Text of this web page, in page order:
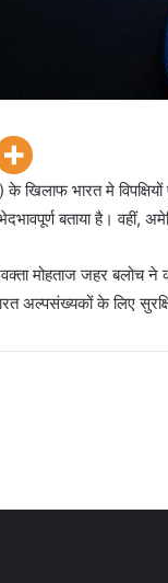
भारत मे विपक्षियों
बताया है। वहीं,
मोहताज जहर बलोच
अल्पसंख्यकों के लिए